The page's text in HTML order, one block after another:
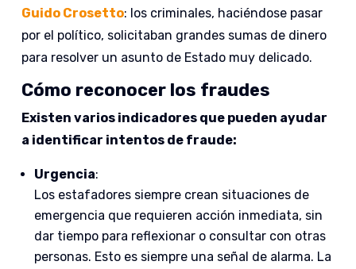
Guido Crosetto: los criminales, haciéndose pasar
por el político, solicitaban grandes sumas de dinero
para resolver un asunto de Estado muy delicado.
Cómo reconocer los fraudes
Existen varios indicadores que pueden ayudar
a identificar intentos de fraude:
Urgencia:
Los estafadores siempre crean situaciones de
emergencia que requieren acción inmediata, sin
dar tiempo para reflexionar o consultar con otras
personas. Esto es siempre una señal de alarma. La